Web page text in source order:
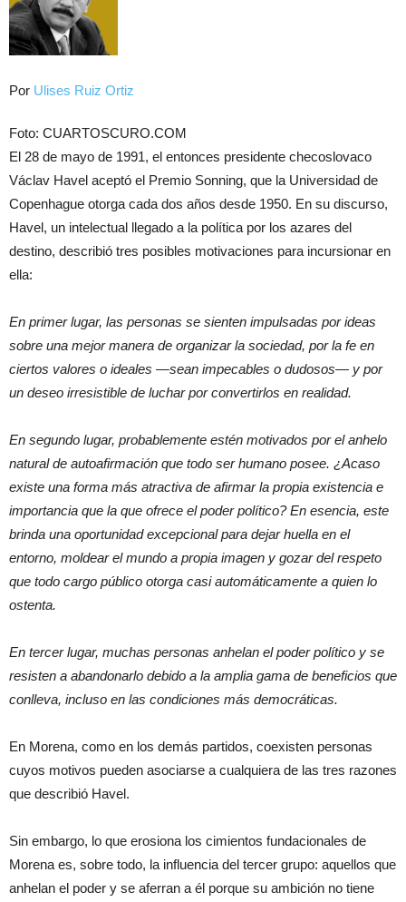
Por Ulises Ruiz Ortiz
Foto: CUARTOSCURO.COM
El 28 de mayo de 1991, el entonces presidente checoslovaco
Václav Havel aceptó el Premio Sonning, que la Universidad de
Copenhague otorga cada dos años desde 1950. En su discurso,
Havel, un intelectual llegado a la política por los azares del
destino, describió tres posibles motivaciones para incursionar en
ella:
En primer lugar, las personas se sienten impulsadas por ideas
sobre una mejor manera de organizar la sociedad, por la fe en
ciertos valores o ideales —sean impecables o dudosos— y por
un deseo irresistible de luchar por convertirlos en realidad.
En segundo lugar, probablemente estén motivados por el anhelo
natural de autoafirmación que todo ser humano posee. ¿Acaso
existe una forma más atractiva de afirmar la propia existencia e
importancia que la que ofrece el poder político? En esencia, este
brinda una oportunidad excepcional para dejar huella en el
entorno, moldear el mundo a propia imagen y gozar del respeto
que todo cargo público otorga casi automáticamente a quien lo
ostenta.
En tercer lugar, muchas personas anhelan el poder político y se
resisten a abandonarlo debido a la amplia gama de beneficios que
conlleva, incluso en las condiciones más democráticas.
En Morena, como en los demás partidos, coexisten personas
cuyos motivos pueden asociarse a cualquiera de las tres razones
que describió Havel.
Sin embargo, lo que erosiona los cimientos fundacionales de
Morena es, sobre todo, la influencia del tercer grupo: aquellos que
anhelan el poder y se aferran a él porque su ambición no tiene